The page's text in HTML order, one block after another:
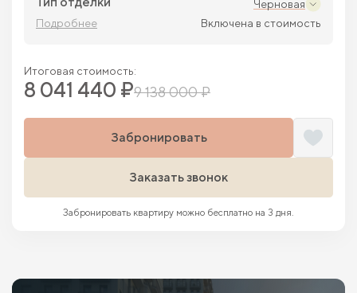
Черновая
Подробнее
Включена в стоимость
Итоговая стоимость:
8 041 440 ₽9 138 000 ₽
Забронировать
Заказать звонок
Забронировать квартиру можно бесплатно на 3 дня.